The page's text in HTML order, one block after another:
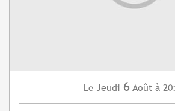
Le Jeudi 6 Août à